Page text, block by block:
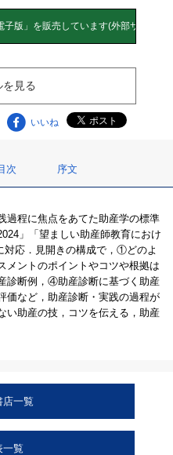
見る
いいね
次 序文
過程に焦点をあてた助産学の標準
」「望ましい助産師教育におけ
対応．見開きの構成で，①どのよ
ントのポイントやコツや根拠は
診断例，④助産診断に基づく助産
など，助産診断・実践の過程が
い助産の技，コツを伝える，助産
店一覧
一覧